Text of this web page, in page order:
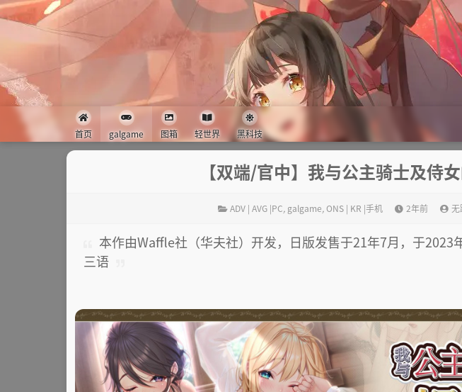
首页 galgame 图箱 轻世界 黑科技
【双端/官中】我与公主骑士及侍
ADV | AVG |PC, galgame,ONS | KR |手机 2年前 无
本作由Waffle社（华夫社）开发，日版发售于21年7月，于
三语